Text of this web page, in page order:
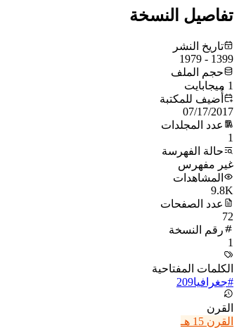
تفاصيل النسخة
تاريخ النشر
1399 - 1979
حجم الملف
1 ميجابايت
أُضيف للمكتبة
07/17/2017
عدد المجلدات
1
حالة الفهرسة
غير مفهرس
المشاهدات
9.8K
عدد الصفحات
72
رقم النسخة
1
الكلمات المفتاحية
#جغرافيا209
القرن
القرن 15 هـ